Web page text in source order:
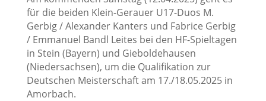
für die beiden Klein-Gerauer U17-Duos M.
Gerbig / Alexander Kanters und Fabrice Gerbig
/ Emmanuel Bandl Leites bei den HF-Spieltagen
in Stein (Bayern) und Gieboldehausen
(Niedersachsen), um die Qualifikation zur
Deutschen Meisterschaft am 17./18.05.2025 in
Amorbach.